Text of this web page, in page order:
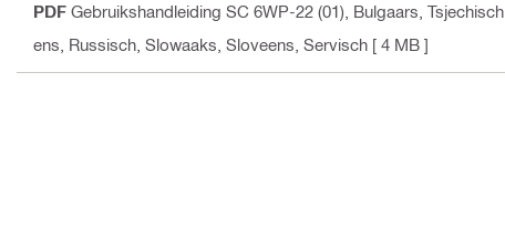
PDF Gebruikshandleiding SC 6WP-22 (01) , Bulgaars,
ens, Russisch, Slowaaks, Sloveens, Servisch [ 4 MB ]